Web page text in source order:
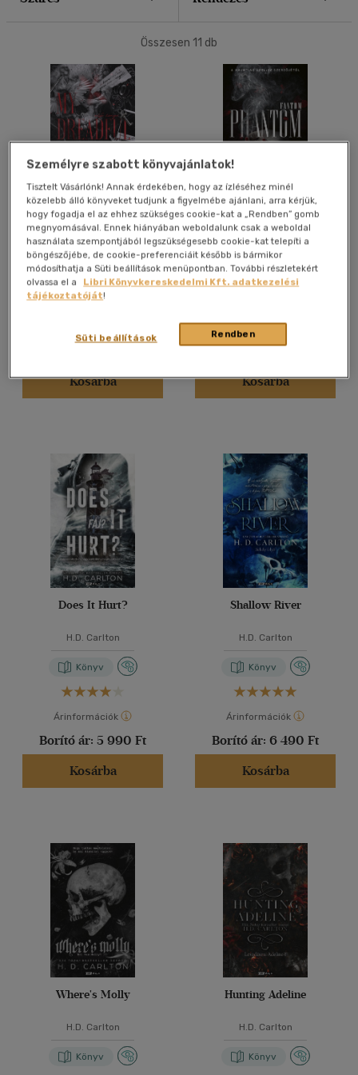
Összesen 11 db
My Dreadful Darling
H.D. Carlton
Könyv
Kosárba
Phantom
H.D. Carlton
Könyv
Árinformációk
Kiadói ár:5 990 Ft
Kosárba
Does It Hurt?
H.D. Carlton
Könyv
Árinformációk
Borító ár: 5 990 Ft
Kosárba
Shallow River
H.D. Carlton
Könyv
Árinformációk
Borító ár: 6 490 Ft
Kosárba
Where's Molly
H.D. Carlton
Könyv
Hunting Adeline
H.D. Carlton
Könyv
Személyre szabott könyvajánlatok!
Tisztelt Vásárlónk! Annak érdekében, hogy az ízléséhez minél
közelebb álló könyveket tudjunk a figyelmébe ajánlani, arra kérjük,
hogy fogadja el az ehhez szükséges cookie-kat a „Rendben” gomb
megnyomásával. Ennek hiányában weboldalunk csak a weboldal
használata szempontjából legszükségesebb cookie-kat telepíti a
böngészőjébe, de cookie-preferenciáit később is bármikor
módosíthatja a Süti beállítások menüpontban. További részletekért
olvassa el a
Libri Könyvkereskedelmi Kft. adatkezelési
tájékoztatóját!
Rendben
Süti beállítások